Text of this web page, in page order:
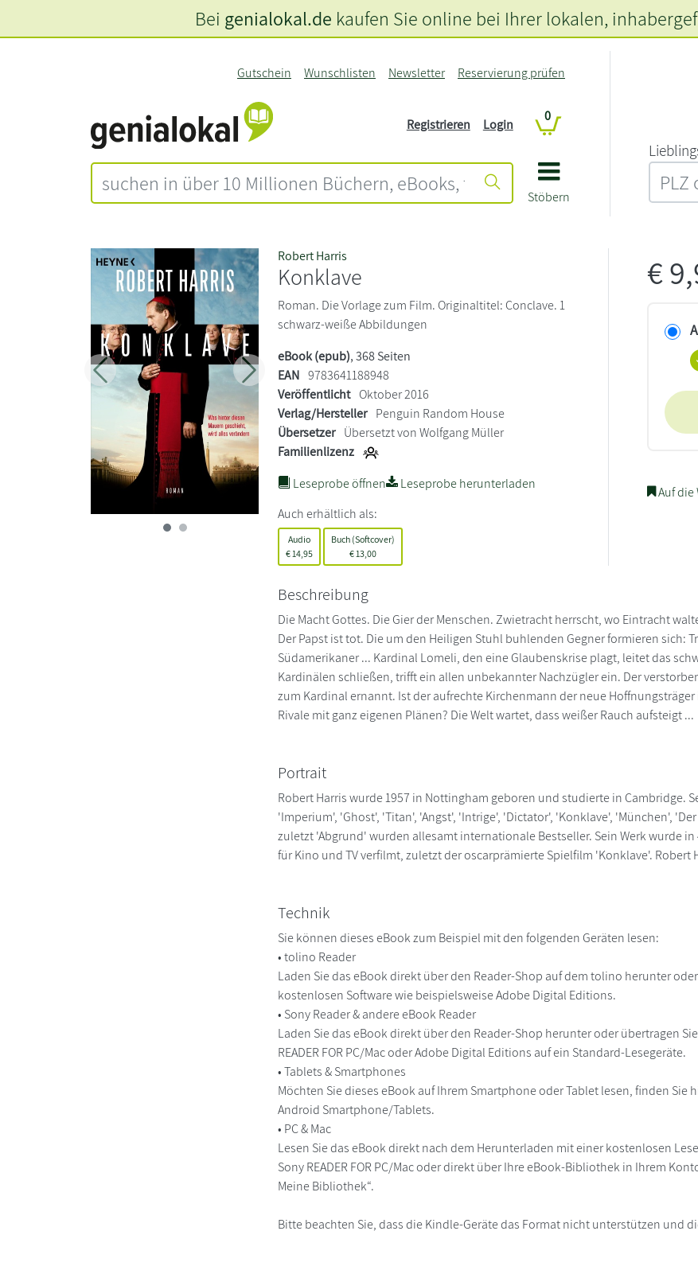
Stöbern
Gutschein Wunschlisten Newsletter Reservierung prüfen
Registrieren Login
0
Bei genialokal.de kaufen Sie online bei Ihrer lokalen,
Zurück Weiter
Robert Harris
Konklave
Roman. Die Vorlage zum Film. Originaltitel: Conclave. 1
schwarz-weiße Abbildungen
eBook (epub), 368 Seiten
EAN 9783641188948
Veröffentlicht Oktober 2016
Verlag/Hersteller Penguin Random House
Übersetzer Übersetzt von Wolfgang Müller
Familienlizenz
Leseprobe öffnen
Leseprobe herunterladen
Auch erhältlich als:
Audio
€ 14,95
Buch (Softcover)
€ 13,00
€
Auf die
Beschreibung
Die Macht Gottes. Die Gier der Menschen. Zwietracht herrscht, wo Eintracht
Der Papst ist tot. Die um den Heiligen Stuhl buhlenden Gegner formieren sich:
Südamerikaner ... Kardinal Lomeli, den eine Glaubenskrise plagt, leitet das
Kardinälen schließen, trifft ein allen unbekannter Nachzügler ein. Der
zum Kardinal ernannt. Ist der aufrechte Kirchenmann der neue
Rivale mit ganz eigenen Plänen? Die Welt wartet, dass weißer Rauch aufsteigt ...
Portrait
Robert Harris wurde 1957 in Nottingham geboren und studierte in Cambridge.
'Imperium', 'Ghost', 'Titan', 'Angst', 'Intrige', 'Dictator', 'Konklave', 'München',
zuletzt 'Abgrund' wurden allesamt internationale Bestseller. Sein Werk wurde
für Kino und TV verfilmt, zuletzt der oscarprämierte Spielfilm 'Konklave'. Robert
Technik
Sie können dieses eBook zum Beispiel mit den folgenden Geräten lesen:
• tolino Reader
Laden Sie das eBook direkt über den Reader-Shop auf dem tolino herunter
kostenlosen Software wie beispielsweise Adobe Digital Editions.
• Sony Reader & andere eBook Reader
Laden Sie das eBook direkt über den Reader-Shop herunter oder übertragen
READER FOR PC/Mac oder Adobe Digital Editions auf ein Standard-Lesegeräte.
• Tablets & Smartphones
Möchten Sie dieses eBook auf Ihrem Smartphone oder Tablet lesen, finden
Android Smartphone/Tablets.
• PC & Mac
Lesen Sie das eBook direkt nach dem Herunterladen mit einer kostenlosen
Sony READER FOR PC/Mac oder direkt über Ihre eBook-Bibliothek in Ihrem
Meine Bibliothek“.
Bitte beachten Sie, dass die Kindle-Geräte das Format nicht unterstützen und